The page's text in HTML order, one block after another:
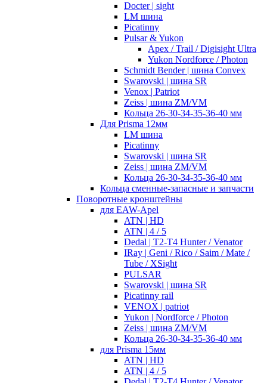
Docter | sight
LM шина
Picatinny
Pulsar & Yukon
Apex / Trail / Digisight Ultra
Yukon Nordforce / Photon
Schmidt Bender | шина Convex
Swarovski | шина SR
Venox | Patriot
Zeiss | шина ZM/VM
Кольца 26-30-34-35-36-40 мм
Для Prisma 12мм
LM шина
Picatinny
Swarovski | шина SR
Zeiss | шина ZM/VM
Кольца 26-30-34-35-36-40 мм
Кольца сменные-запасные и запчасти
Поворотные кронштейны
для EAW-Apel
ATN | HD
ATN | 4 / 5
Dedal | T2-T4 Hunter / Venator
IRay | Geni / Rico / Saim / Mate /
Tube / XSight
PULSAR
Swarovski | шина SR
Picatinny rail
VENOX | patriot
Yukon | Nordforce / Photon
Zeiss | шина ZM/VM
Кольца 26-30-34-35-36-40 мм
для Prisma 15мм
ATN | HD
ATN | 4 / 5